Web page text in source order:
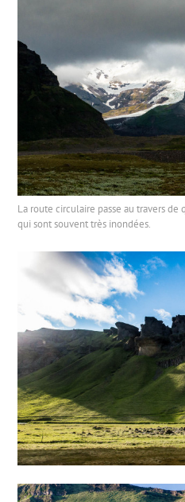
La route circulaire passe au travers
qui sont souvent très inondées.